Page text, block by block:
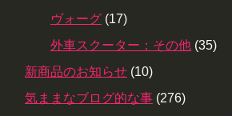
ヴォーグ (17)
外車スクーター：その他 (35)
新商品のお知らせ (10)
気ままなブログ的な事 (276)